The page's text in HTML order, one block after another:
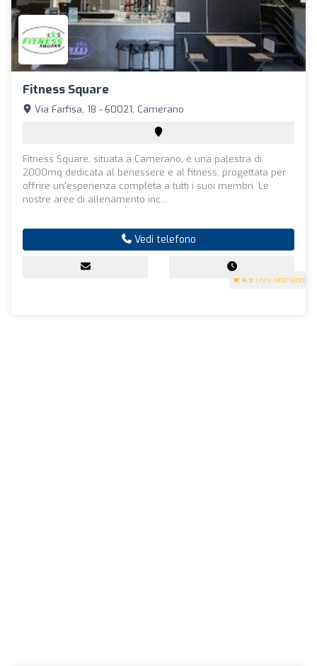
Fitness Square
4.9 (199 recensioni)
Via Farfisa, 18 - 60021, Camerano
Fitness Square, situata a Camerano, è una palestra di
2000mq dedicata al benessere e al fitness, progettata per
offrire un'esperienza completa a tutti i suoi membri. Le
nostre aree di allenamento inc...
Vedi telefono